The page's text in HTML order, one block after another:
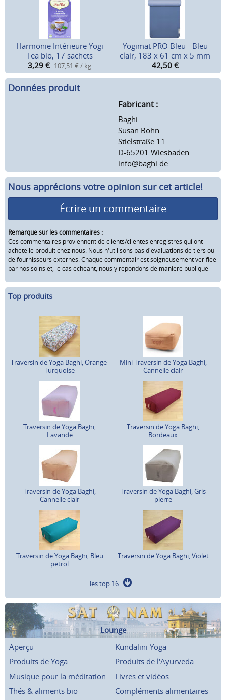
Harmonie Intérieure Yogi
Tea bio, 17 sachets
3,29 € 107,51 € / kg
Yogimat PRO Bleu - Bleu
clair, 183 x 61 cm x 5 mm
42,50 €
Données produit
Fabricant :
Baghi
Susan Bohn
Stielstraße 11
D-65201 Wiesbaden
info@baghi.de
Nous apprécions votre opinion sur cet article!
Écrire un commentaire
Remarque sur les commentaires :
Ces commentaires proviennent de clients/clientes enregistrés qui ont
acheté le produit chez nous. Nous n'utilisons pas d'évaluations de tiers ou
de fournisseurs externes. Chaque commentair est soigneusement vérifiée
par nos soins et, le cas échéant, nous y répondons de manière publique
Top produits
Traversin de Yoga Baghi, Orange-
Turquoise
Mini Traversin de Yoga Baghi,
Cannelle clair
Traversin de Yoga Baghi,
Lavande
Traversin de Yoga Baghi,
Bordeaux
Traversin de Yoga Baghi,
Cannelle clair
Traversin de Yoga Baghi, Gris
pierre
Traversin de Yoga Baghi, Bleu
petrol
Traversin de Yoga Baghi, Violet
les top 16
Lounge
Aperçu
Kundalini Yoga
Produits de Yoga
Produits de l'Ayurveda
Musique pour la méditation
Livres et vidéos
Thés & aliments bio
Compléments alimentaires